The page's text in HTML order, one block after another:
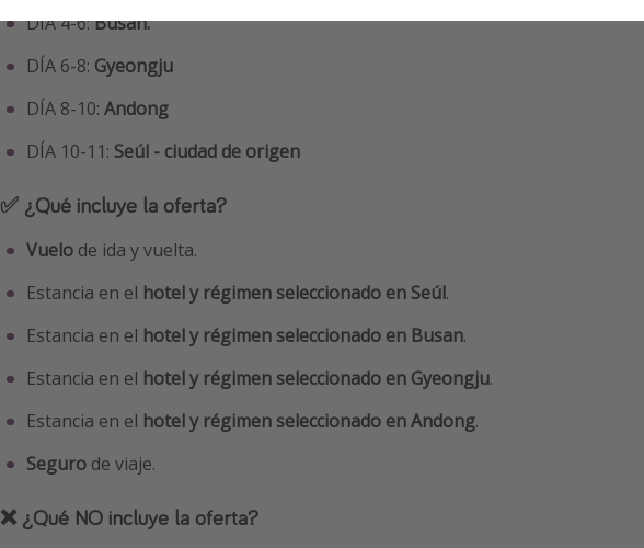
DÍA 4-6:Busan.
DÍA 6-8: Gyeongju
DÍA 8-10: Andong
DÍA 10-11: Seúl - ciudad de origen
✅ ¿Qué incluye la oferta?
Vuelo de ida y vuelta.
Estancia en el hotel y régimen seleccionado en Seúl.
Estancia en el hotel y régimen seleccionado en Busan.
Estancia en el hotel y régimen seleccionado en Gyeongju.
Estancia en el hotel y régimen seleccionado en Andong.
Seguro de viaje.
❌ ¿Qué NO incluye la oferta?